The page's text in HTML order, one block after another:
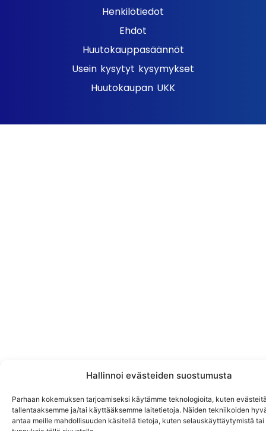
Hallinnoi evästeiden suostumusta
Parhaan kokemuksen tarjoamiseksi käytämme teknologioita, kuten
tallentaaksemme ja/tai käyttääksemme laitetietoja. Näiden tekniikoiden
antaa meille mahdollisuuden käsitellä tietoja, kuten selauskäyttäytymistä
Henkilötiedot
Ehdot
Huutokauppasäännöt
Usein kysytyt kysymykset
Huutokaupan UKK